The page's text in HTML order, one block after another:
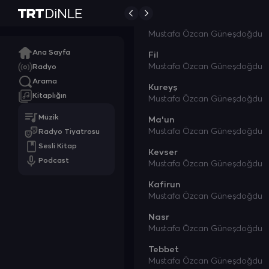
Ana Sayfa
Radyo
Arama
Kitaplığın
Müzik
Radyo Tiyatrosu
Sesli Kitap
Podcast
Mustafa Özcan Güneşdoğdu
Fil
Mustafa Özcan Güneşdoğdu
Kureyş
Mustafa Özcan Güneşdoğdu
Ma'un
Mustafa Özcan Güneşdoğdu
Kevser
Mustafa Özcan Güneşdoğdu
Kafirun
Mustafa Özcan Güneşdoğdu
Nasr
Mustafa Özcan Güneşdoğdu
Tebbet
Mustafa Özcan Güneşdoğdu